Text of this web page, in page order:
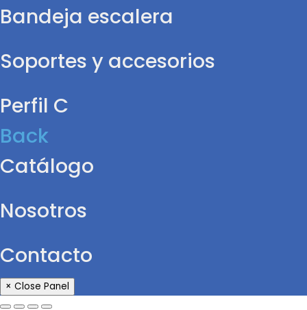
Bandeja escalera
Soportes y accesorios
Perfil C
Back
Catálogo
Nosotros
Contacto
× Close Panel